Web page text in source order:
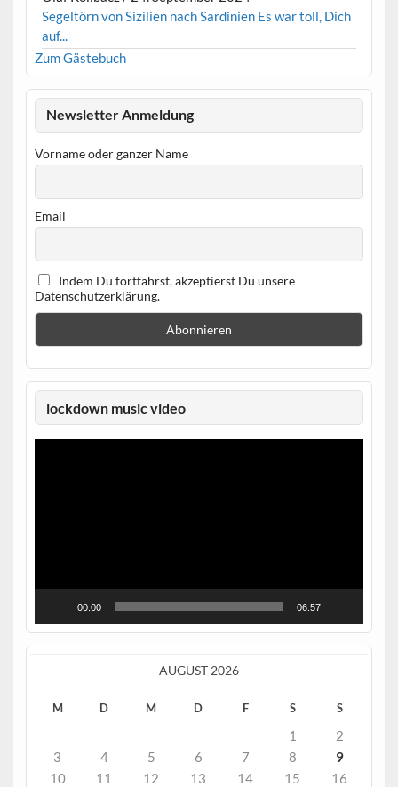
Segeltörn von Sizilien nach Sardinien Es war toll, Dich
auf...
Zum Gästebuch
Newsletter Anmeldung
Vorname oder ganzer Name
Email
Indem Du fortfährst, akzeptierst Du unsere
Datenschutzerklärung.
lockdown music video
Video-
00:00 06:57
AUGUST 2026
M D M D F S S
1
2
3
4 5 6 7 8
9
10
11 12 13 14 15
16